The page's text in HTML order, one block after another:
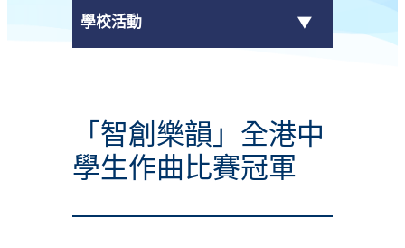
學校活動
校外獎項
學校活動
「智創樂韻」全港中
學生作曲比賽冠軍